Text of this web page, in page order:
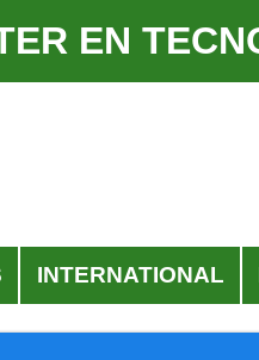
EN
INTERNATIONAL